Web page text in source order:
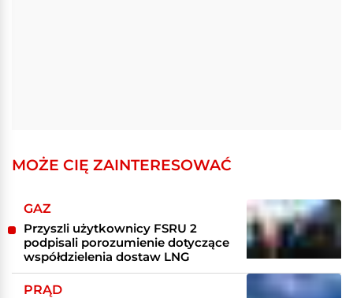
MOŻE CIĘ ZAINTERESOWAĆ
GAZ
Przyszli użytkownicy FSRU 2
podpisali porozumienie dotyczące
współdzielenia dostaw LNG
PRĄD